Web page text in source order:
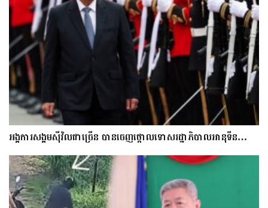
អង្គការសង្គមស៊ីវិលជាច្រើន បានចេញថ្កោលទោសរដ្ឋាភិបាលអានុទីន…